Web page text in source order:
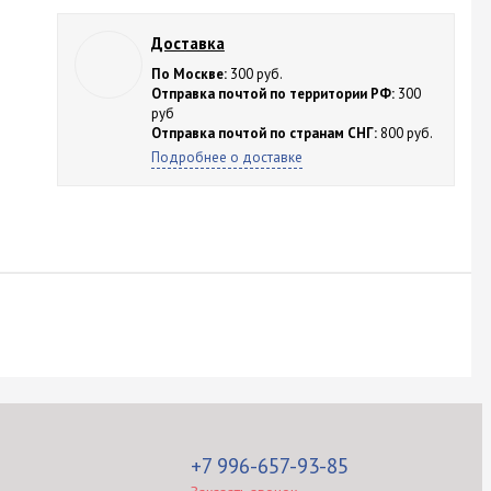
Доставка
По Москве:300 руб.
Отправка почтой по территории РФ:300
руб
Отправка почтой по странам СНГ:800 руб.
Подробнее о доставке
+7 996-657-93-85